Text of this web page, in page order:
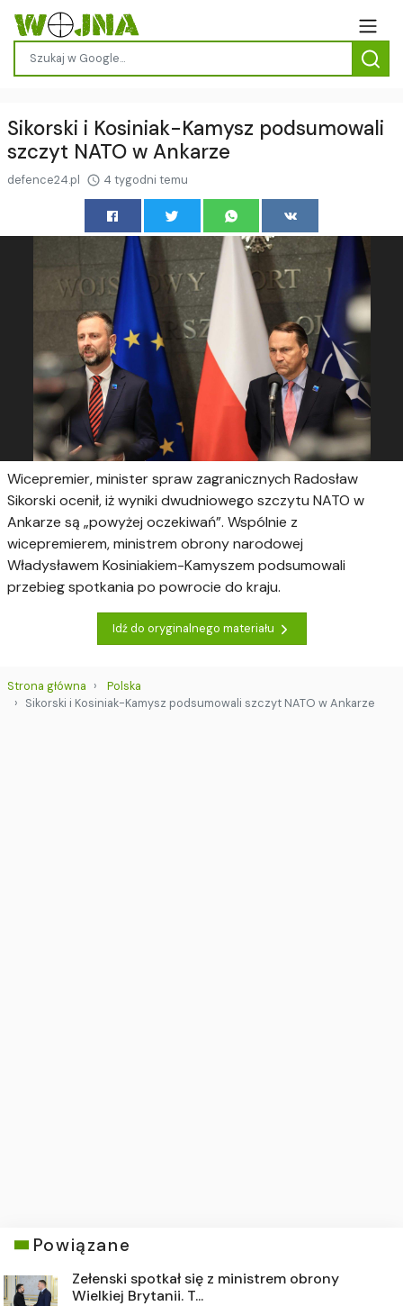
Sikorski i Kosiniak-Kamysz podsumowali
szczyt NATO w Ankarze
defence24.pl 4 tygodni temu
Wicepremier, minister spraw zagranicznych Radosław
Sikorski ocenił, iż wyniki dwudniowego szczytu NATO w
Ankarze są „powyżej oczekiwań”. Wspólnie z
wicepremierem, ministrem obrony narodowej
Władysławem Kosiniakiem-Kamyszem podsumowali
przebieg spotkania po powrocie do kraju.
Idź do oryginalnego materiału
Strona główna
Polska
Sikorski i Kosiniak-Kamysz podsumowali szczyt NATO w Ankarze
Powiązane
Zełenski spotkał się z ministrem obrony
Wielkiej Brytanii. T...